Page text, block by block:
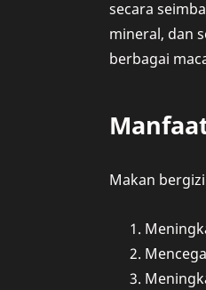
secara
mineral, dan
berbagai
Makan